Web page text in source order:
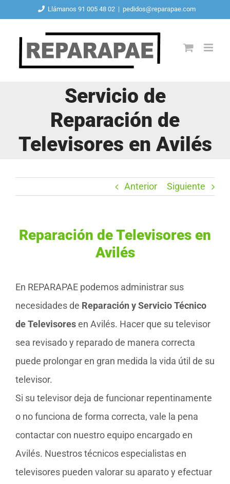
contenido
Llámanos 91 005 48 02 | pedidos@reparapae.com
Servicio de
Reparación de
Televisores en Avilés
Anterior Siguiente
Reparación de Televisores en
Avilés
En REPARAPAE podemos administrar sus
necesidades de Reparación y Servicio Técnico
de Televisoresen Avilés. Hacer que su televisor
sea revisado y reparado de manera correcta
puede prolongar en gran medida la vida útil de su
televisor.
Si su televisor deja de funcionar repentinamente
o no funciona de forma correcta, vale la pena
contactar con nuestro equipo encargado en
Avilés. Nuestros técnicos especialistas en
televisores pueden valorar su aparato y efectuar